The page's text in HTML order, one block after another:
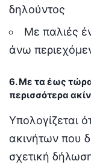
δηλούντος
Με παλιές
άνω
6. Με τα έως
περισσότερα
Υπολογίζεται
ακινήτων που
σχετική